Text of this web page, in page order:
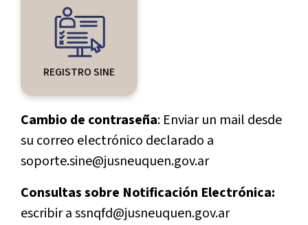
REGISTRO SINE
Cambio de contraseña: Enviar un mail desde
su correo electrónico declarado a
soporte.sine@jusneuquen.gov.ar
Consultas sobre Notificación Electrónica:
escribir a ssnqfd@jusneuquen.gov.ar